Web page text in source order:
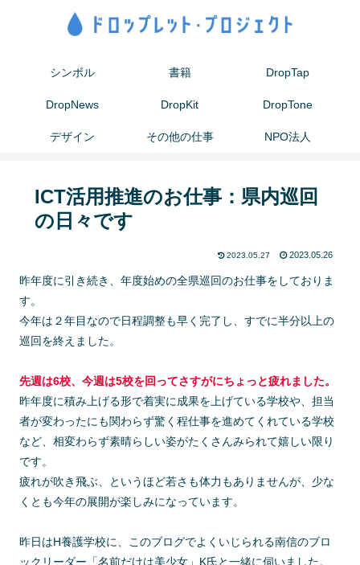
シンボル 書籍 DropTap
DropNews DropKit DropTone
デザイン その他の仕事 NPO法人
ICT活用推進のお仕事：県内巡回
の日々です
2023.05.27 2023.05.26
昨年度に引き続き、年度始めの全県巡回のお仕事をしておりま
す。
今年は２年目なので日程調整も早く完了し、すでに半分以上の
巡回を終えました。
先週は6校、今週は5校を回ってさすがにちょっと疲れました。
昨年度に積み上げる形で着実に成果を上げている学校や、担当
者が変わったにも関わらず驚く程仕事を進めてくれている学校
など、相変わらず素晴らしい姿がたくさんみられて嬉しい限り
です。
疲れが吹き飛ぶ、というほど若さも体力もありませんが、少な
くとも今年の展開が楽しみになっています。
昨日はH養護学校に、このブログでよくいじられる南信のブロ
ックリーダー「名前だけは美少女」K氏と一緒に伺いました。